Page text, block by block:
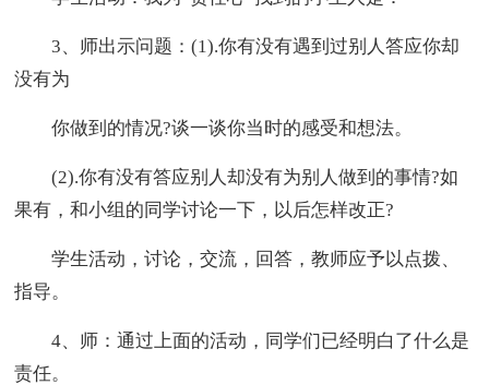
3、师出示问题：(1).你有没有遇到过别人答应你却
没有为
你做到的情况?谈一谈你当时的感受和想法。
(2).你有没有答应别人却没有为别人做到的事情?如
果有，和小组的同学讨论一下，以后怎样改正?
学生活动，讨论，交流，回答，教师应予以点拨、
指导。
4、师：通过上面的活动，同学们已经明白了什么是
责任。